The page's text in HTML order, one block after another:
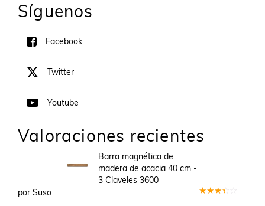
Síguenos
Facebook
Twitter
Youtube
Valoraciones recientes
Barra magnética de
madera de acacia 40 cm -
3 Claveles 3600
por Suso